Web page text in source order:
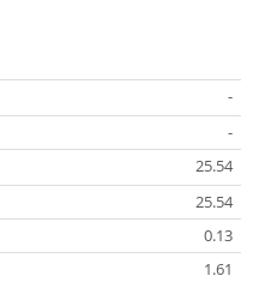
-
-
25.54
25.54
0.13
1.61